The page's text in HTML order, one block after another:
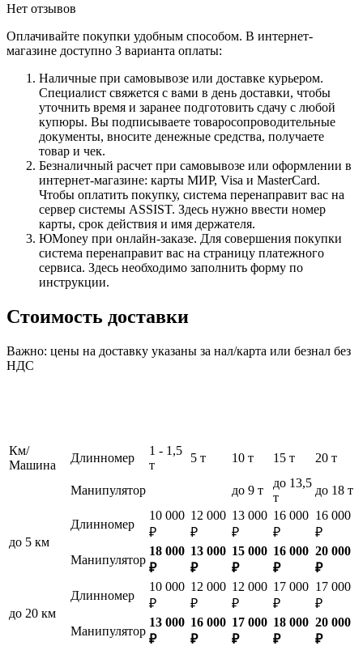
Нет отзывов
Оплачивайте покупки удобным способом. В интернет-
магазине доступно 3 варианта оплаты:
Наличные при самовывозе или доставке курьером.
Специалист свяжется с вами в день доставки, чтобы
уточнить время и заранее подготовить сдачу с любой
купюры. Вы подписываете товаросопроводительные
документы, вносите денежные средства, получаете
товар и чек.
Безналичный расчет при самовывозе или оформлении в
интернет-магазине: карты МИР, Visa и MasterCard.
Чтобы оплатить покупку, система перенаправит вас на
сервер системы ASSIST. Здесь нужно ввести номер
карты, срок действия и имя держателя.
ЮMoney при онлайн-заказе. Для совершения покупки
система перенаправит вас на страницу платежного
сервиса. Здесь необходимо заполнить форму по
инструкции.
Стоимость доставки
Важно: цены на доставку указаны за нал/карта или безнал без
НДС
Км/
Машина
Длинномер
1 - 1,5
т
5 т 10 т 15 т 20 т
Манипулятор до 9 т
до 13,5
т
до 18 т
до 5 км
Длинномер
10 000
₽
12 000
₽
13 000
₽
16 000
₽
16 000
₽
Манипулятор
18 000
₽
13 000
₽
15 000
₽
16 000
₽
20 000
₽
до 20 км
Длинномер
10 000
₽
12 000
₽
12 000
₽
17 000
₽
17 000
₽
Манипулятор
13 000
₽
16 000
₽
17 000
₽
18 000
₽
20 000
₽